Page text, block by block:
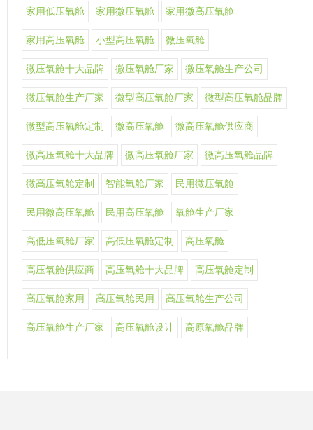
家用低压氧舱 家用微压氧舱 家用微高压氧舱
家用高压氧舱 小型高压氧舱 微压氧舱
微压氧舱十大品牌 微压氧舱厂家 微压氧舱生产公司
微压氧舱生产厂家 微型高压氧舱厂家 微型高压氧舱品牌
微型高压氧舱定制 微高压氧舱 微高压氧舱供应商
微高压氧舱十大品牌 微高压氧舱厂家 微高压氧舱品牌
微高压氧舱定制 智能氧舱厂家 民用微压氧舱
民用微高压氧舱 民用高压氧舱 氧舱生产厂家
高低压氧舱厂家 高低压氧舱定制 高压氧舱
高压氧舱供应商 高压氧舱十大品牌 高压氧舱定制
高压氧舱家用 高压氧舱民用 高压氧舱生产公司
高压氧舱生产厂家 高压氧舱设计 高原氧舱品牌